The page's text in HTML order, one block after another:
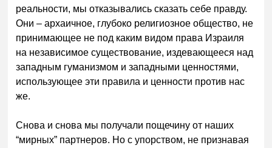
реальности, мы отказывались сказать себе правду.
Они – архаичное, глубоко религиозное общество, не
принимающее не под каким видом права Израиля
на независимое существование, издевающееся над
западным гуманизмом и западными ценностями,
использующее эти правила и ценности против нас
же.
Снова и снова мы получали пощечину от наших
“мирных” партнеров. Но с упорством, не признавая